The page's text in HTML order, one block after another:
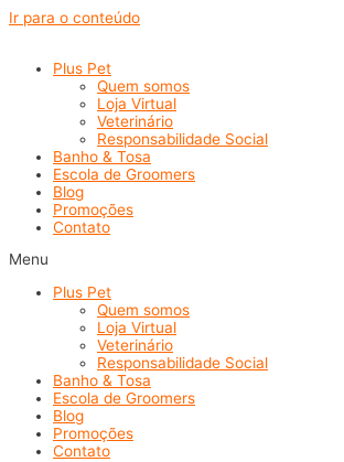
Ir para o conteúdo
Plus Pet
Quem somos
Loja Virtual
Veterinário
Responsabilidade Social
Banho & Tosa
Escola de Groomers
Blog
Promoções
Contato
Menu
Plus Pet
Quem somos
Loja Virtual
Veterinário
Responsabilidade Social
Banho & Tosa
Escola de Groomers
Blog
Promoções
Contato